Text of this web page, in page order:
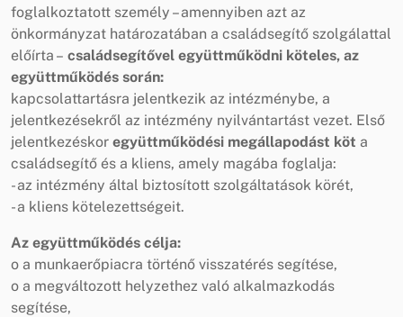
foglalkoztatott személy – amennyiben azt az
önkormányzat határozatában a családsegítő szolgálattal
előírta – családsegítővel együttműködni köteles, az
együttműködés során:
kapcsolattartásra jelentkezik az intézménybe, a
jelentkezésekről az intézmény nyilvántartást vezet. Első
jelentkezéskor együttműködési megállapodást köt a
családsegítő és a kliens, amely magába foglalja:
- az intézmény által biztosított szolgáltatások körét,
- a kliens kötelezettségeit.
Az együttműködés célja:
o a munkaerőpiacra történő visszatérés segítése,
o a megváltozott helyzethez való alkalmazkodás
segítése,